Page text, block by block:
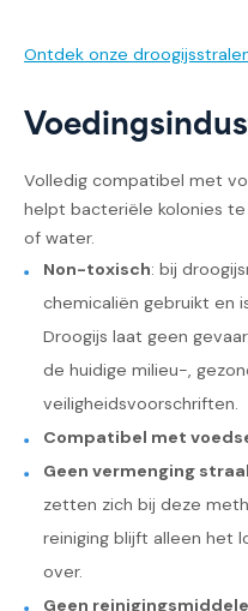
Ontdek onze
Volledig compatibel met
helpt bacteriële kolonies
of water.
Non-toxisch: bij
chemicaliën gebruikt en
Droogijs laat geen
de huidige milieu-,
veiligheidsvoorschriften.
Compatibel met
Geen vermenging
zetten zich bij deze
reiniging blijft alleen het
over.
Geen